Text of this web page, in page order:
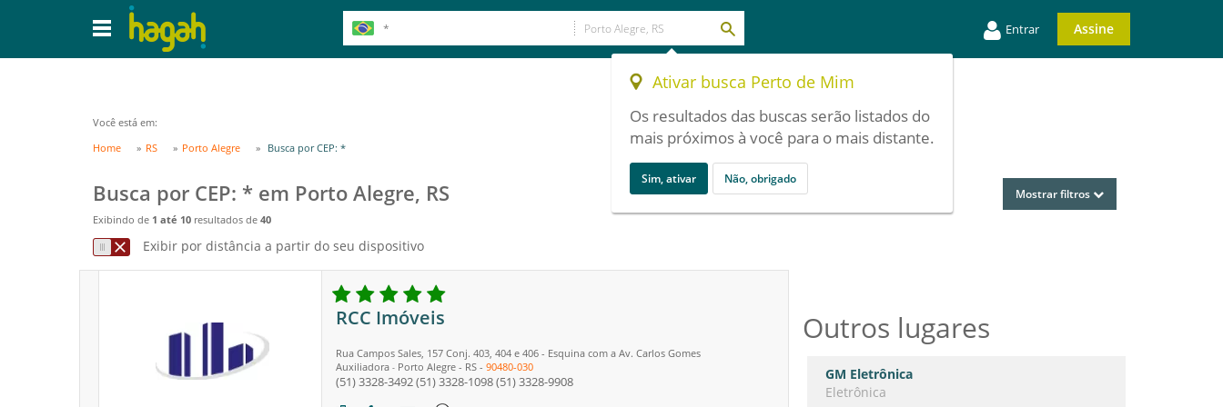
Entrar Assine
Ativar busca Perto de Mim
Os resultados das buscas serão listados do
mais próximos à você para o mais distante.
Sim, ativar Não, obrigado
Você está em:
Home
RS Porto Alegre Busca por CEP: *
Busca por CEP: * em Porto Alegre, RS
Exibindo de 1 até 10 resultados de 40
Mostrar filtros
Exibir por distância a partir do seu dispositivo
RCC Imóveis
Rua Campos Sales, 157 Conj. 403, 404 e 406 - Esquina com a Av. Carlos Gomes
Auxiliadora - Porto Alegre - RS - 90480-030
(51) 3328-3492(51) 3328-1098(51) 3328-9908
Outros lugares
GM Eletrônica
Eletrônica